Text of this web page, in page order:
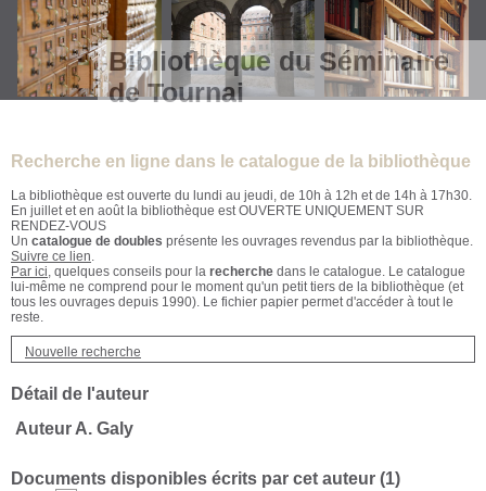
Bibliothèque du Séminaire
de Tournai
Recherche en ligne dans le catalogue de la bibliothèque
La bibliothèque est ouverte du lundi au jeudi, de 10h à 12h et de 14h à 17h30.
En juillet et en août la bibliothèque est OUVERTE UNIQUEMENT SUR
RENDEZ-VOUS
Un catalogue de doubles présente les ouvrages revendus par la bibliothèque.
Suivre ce lien.
Par ici, quelques conseils pour la recherche dans le catalogue. Le catalogue
lui-même ne comprend pour le moment qu'un petit tiers de la bibliothèque (et
tous les ouvrages depuis 1990). Le fichier papier permet d'accéder à tout le
reste.
Nouvelle recherche
Détail de l'auteur
Auteur A. Galy
Documents disponibles écrits par cet auteur (1)